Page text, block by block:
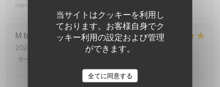
当サイトはクッキーを利用し
ております。お客様自身でク
ッキー利用の設定および管理
ができます。
全てに同意する
rien a reprocher sur les plats.
M bouchon F
2026-07-24
- 19:30 - ゲスト 2
サービス